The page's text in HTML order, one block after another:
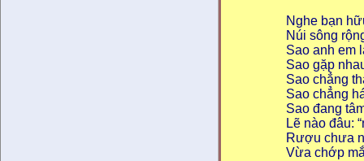
Nghe bạn
Núi sông
Sao anh em
Sao gặp
Sao chẳng
Sao chẳng
Sao đang
Lẽ nào đâu:
Rượu chưa
Vừa chớp